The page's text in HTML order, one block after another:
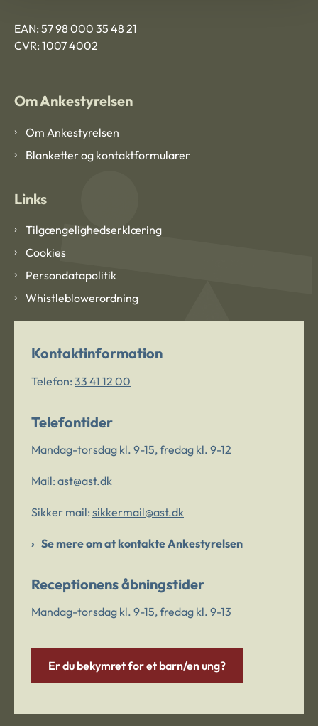
EAN: 57 98 000 35 48 21
CVR: 1007 4002
Om Ankestyrelsen
Om Ankestyrelsen
Blanketter og kontaktformularer
Links
Tilgængelighedserklæring
Cookies
Persondatapolitik
Whistleblowerordning
Kontaktinformation
Telefon: 33 41 12 00
Telefontider
Mandag-torsdag kl. 9-15, fredag kl. 9-12
Mail: ast@ast.dk
Sikker mail: sikkermail@ast.dk
Se mere om at kontakte Ankestyrelsen
Receptionens åbningstider
Mandag-torsdag kl. 9-15, fredag kl. 9-13
Er du bekymret for et barn/en ung?